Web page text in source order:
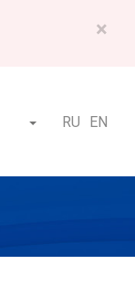
×
Otsi ET
RU EN